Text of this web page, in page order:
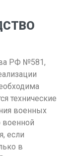
РФ №581,
технические
военных
военной
если
в